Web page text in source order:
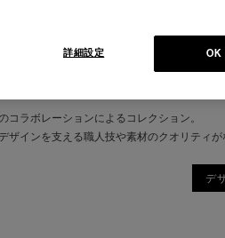
ラボレーションによるコレクション。
ザインを支える職人技や素材のクオリティ
デ
OK
詳細設定